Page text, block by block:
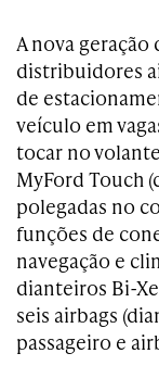
A nova geração
distribuidores
de
veículo em
tocar no
MyFord Touch
polegadas no
funções de
navegação e
dianteiros Bi-
seis airbags
passageiro e